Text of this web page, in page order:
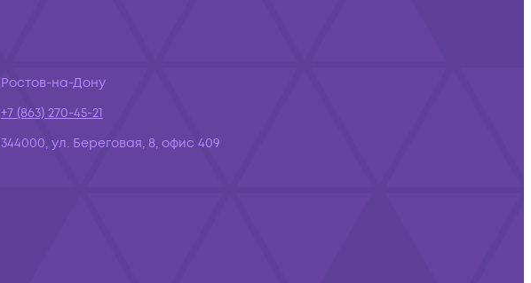
Ростов-на-Дону
+7 (863) 270-45-21
344000, ул. Береговая, 8, офис 409